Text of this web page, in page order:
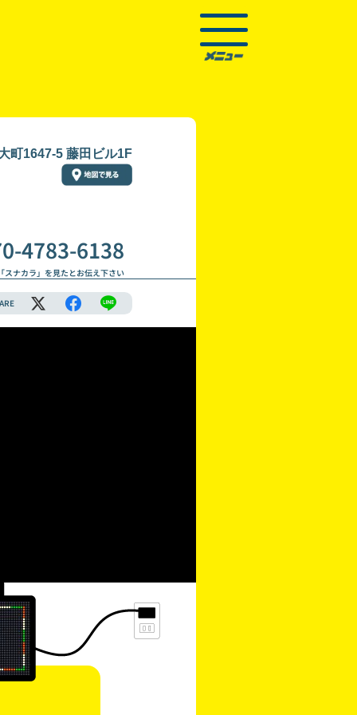
町1647-5 藤田ビル1F
4783-6138
スナカラ」を見たとお伝え下さい